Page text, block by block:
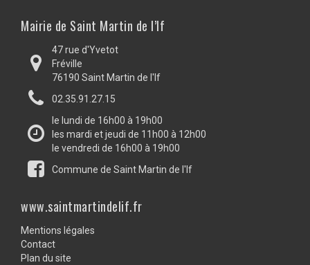
Mairie de Saint Martin de l’If
47 rue d'Yvetot
Fréville
76190 Saint Martin de l'If
02.35.91.27.15
le lundi de 16h00 à 19h00
les mardi et jeudi de 11h00 à 12h00
le vendredi de 16h00 à 19h00
Commune de Saint Martin de l'If
www.saintmartindelif.fr
Mentions légales
Contact
Plan du site